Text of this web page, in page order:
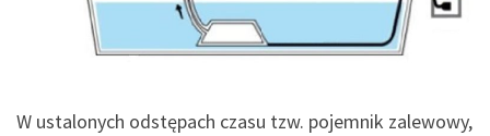
W ustalonych odstępach czasu tzw. pojemnik zalewowy,